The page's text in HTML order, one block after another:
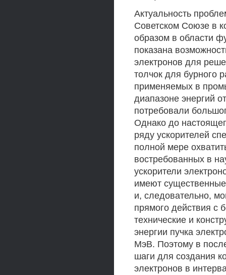
Актуальность
Советском Союзе в
образом в области
показана
электронов для
толчок для бурного
применяемых в
диапазоне энергий
потребовали
Однако до
ряду ускорителей
полной мере
востребованных в
ускорители
имеют
и, следовательно,
прямого действия с
технические и
энергии пучка
МэВ. Поэтому в
шаги для создания
электронов в